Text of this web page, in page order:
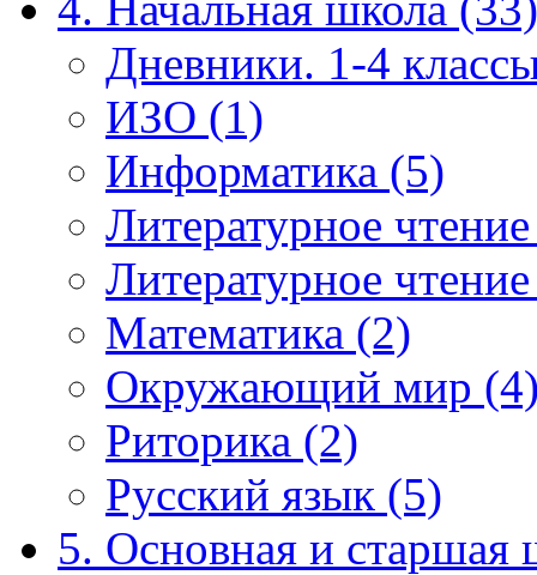
Дневники. 1-4
ИЗО (1)
Информатика (5)
Литературное
Литературное
Математика (2)
Окружающий мир
Риторика (2)
Русский язык (5)
5. Основная и старшая